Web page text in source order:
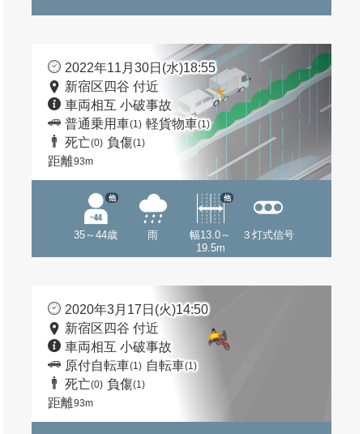
2022年11月30日(水)18:55
新宿区四谷 付近
車両相互 小破事故
普通乗用車(1) 軽貨物車(1)
死亡(0) 負傷(1)
距離93m
35～44歳
他
雨
幅13.0～
19.5m
他
３灯式信号
2020年3月17日(火)14:50
新宿区四谷 付近
車両相互 小破事故
原付自転車(1) 自転車(1)
死亡(0) 負傷(1)
距離93m